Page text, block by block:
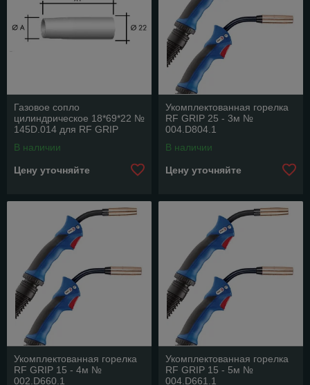
Газовое сопло
цилиндрическое 18*69*22 №
145D.014 для RF GRIP
В наличии
Цену уточняйте
Укомплектованная горелка
RF GRIP 25 - 3м №
004.D804.1
В наличии
Цену уточняйте
Укомплектованная горелка
RF GRIP 15 - 4м №
002.D660.1
Укомплектованная горелка
RF GRIP 15 - 5м №
004.D661.1